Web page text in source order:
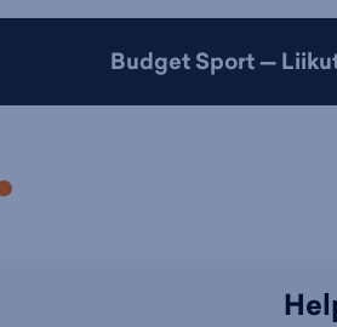
Budget Sport —